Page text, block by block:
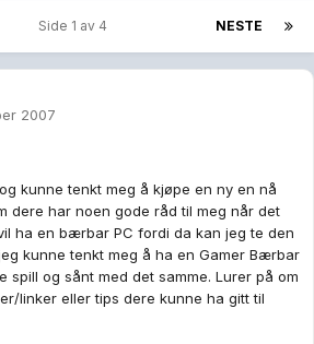
NESTE
Side 1 av 4
2007
kunne tenkt meg å kjøpe en ny en nå
dere har noen gode råd til meg når det
ha en bærbar PC fordi da kan jeg te den
kunne tenkt meg å ha en Gamer Bærbar
spill og sånt med det samme. Lurer på om
linker eller tips dere kunne ha gitt til